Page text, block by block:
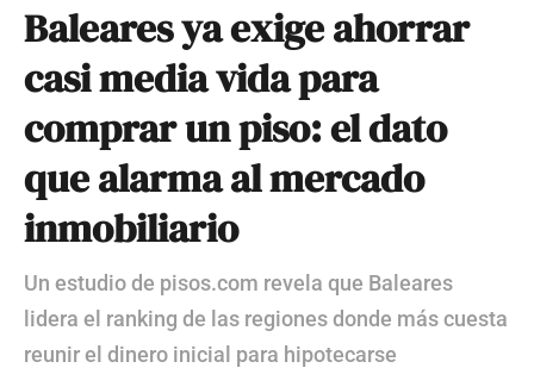
Baleares ya exige ahorrar
casi media vida para
comprar un piso: el dato
que alarma al mercado
inmobiliario
Un estudio de pisos.com revela que Baleares
lidera el ranking de las regiones donde más cuesta
reunir el dinero inicial para hipotecarse